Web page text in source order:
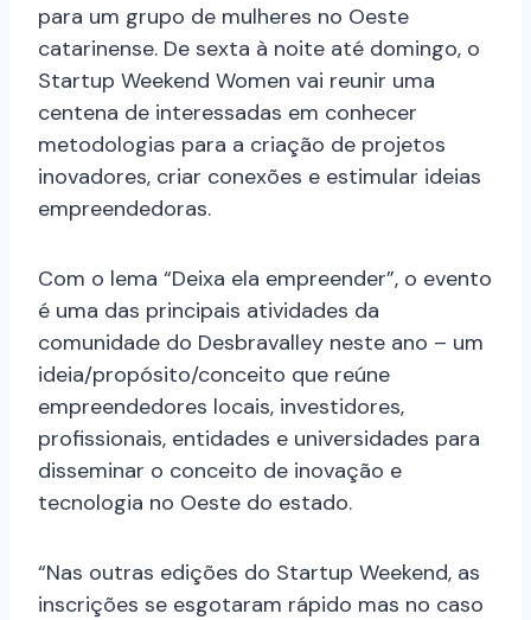
para um grupo de mulheres no Oeste
catarinense. De sexta à noite até domingo, o
Startup Weekend Women vai reunir uma
centena de interessadas em conhecer
metodologias para a criação de projetos
inovadores, criar conexões e estimular ideias
empreendedoras.
Com o lema “Deixa ela empreender”, o evento
é uma das principais atividades da
comunidade do Desbravalley neste ano – um
ideia/propósito/conceito que reúne
empreendedores locais, investidores,
profissionais, entidades e universidades para
disseminar o conceito de inovação e
tecnologia no Oeste do estado.
“Nas outras edições do Startup Weekend, as
inscrições se esgotaram rápido mas no caso